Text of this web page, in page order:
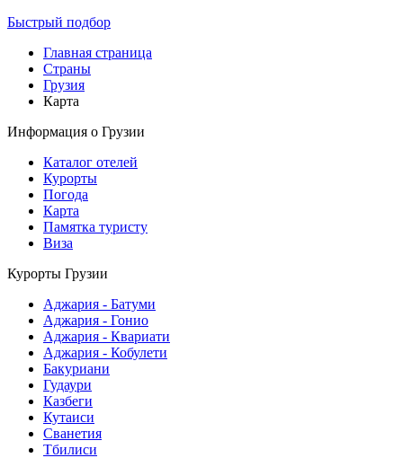
Быстрый подбор
Главная страница
Cтраны
Грузия
Карта
Информация о Грузии
Каталог отелей
Курорты
Погода
Карта
Памятка туристу
Виза
Курорты Грузии
Аджария - Батуми
Аджария - Гонио
Аджария - Квариати
Аджария - Кобулети
Бакуриани
Гудаури
Казбеги
Кутаиси
Сванетия
Тбилиси